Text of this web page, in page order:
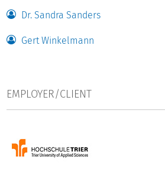
Dr. Sandra Sanders
Gert Winkelmann
EMPLOYER/CLIENT